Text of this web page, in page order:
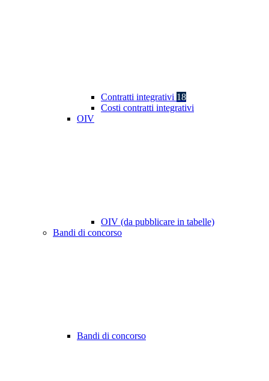
Contratti integrativi 18
Costi contratti integrativi
OIV
OIV (da pubblicare in tabelle)
Bandi di concorso
Bandi di concorso